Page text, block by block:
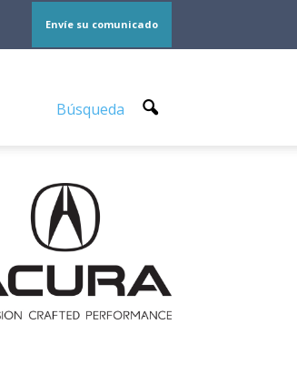
Envíe su comunicado
Búsqueda